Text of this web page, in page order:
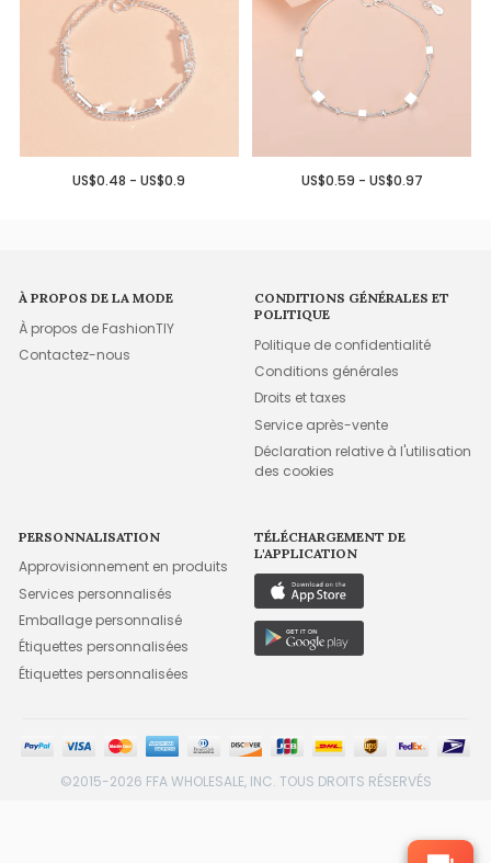
US$0.48 - US$0.9 US$0.59 - US$0.97
À PROPOS DE LA MODE
À propos de FashionTIY
Contactez-nous
CONDITIONS GÉNÉRALES ET
POLITIQUE
Politique de confidentialité
Conditions générales
Droits et taxes
Service après-vente
Déclaration relative à l'utilisation
des cookies
PERSONNALISATION
Approvisionnement en produits
Services personnalisés
Emballage personnalisé
Étiquettes personnalisées
Étiquettes personnalisées
TÉLÉCHARGEMENT DE
L'APPLICATION
©2015-2026 FFA WHOLESALE, INC. TOUS DROITS RÉSERVÉS